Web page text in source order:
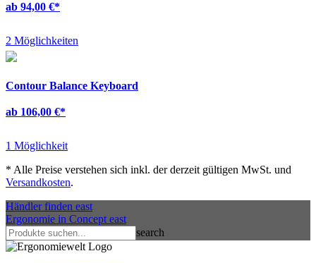
ab 94,00 €*
2 Möglichkeiten
Contour Balance Keyboard
ab 106,00 €*
1 Möglichkeit
* Alle Preise verstehen sich inkl. der derzeit gültigen MwSt. und
Versandkosten.
Händler finden east
Ergonomie in Concept east
search